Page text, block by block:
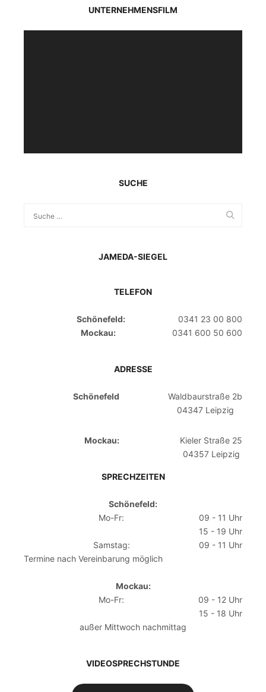
UNTERNEHMENSFILM
SUCHE
JAMEDA-SIEGEL
TELEFON
Schönefeld:
0341 23 00 800
Mockau:
0341 600 50 600
ADRESSE
Schönefeld
Waldbaurstraße 2b
04347 Leipzig
Mockau:
Kieler Straße 25
04357 Leipzig
SPRECHZEITEN
Schönefeld:
Mo-Fr:
09 - 11 Uhr
15 - 19 Uhr
Samstag:
09 - 11 Uhr
Termine nach Vereinbarung möglich
Mockau:
Mo-Fr:
09 - 12 Uhr
15 - 18 Uhr
außer Mittwoch nachmittag
VIDEOSPRECHSTUNDE